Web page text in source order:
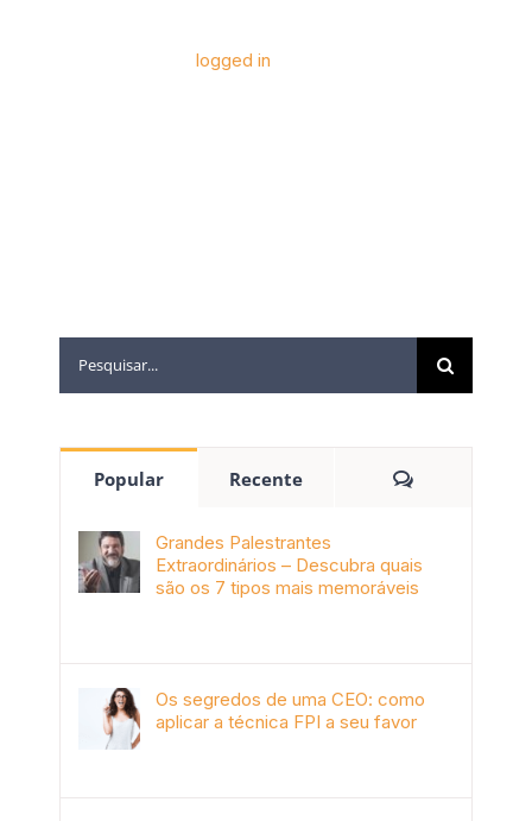
logged in
Popular Recente
Grandes Palestrantes
Extraordinários – Descubra quais
são os 7 tipos mais memoráveis
Os segredos de uma CEO: como
aplicar a técnica FPI a seu favor